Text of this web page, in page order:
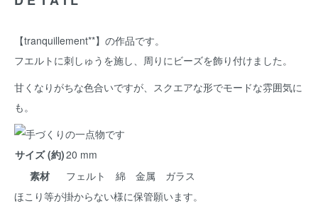
【tranquillement**】の作品です。
フエルトに刺しゅうを施し、周りにビーズを飾り付けました。
甘くなりがちな色合いですが、スクエアな形でモードな雰囲気に
も。
サイズ (約)20 mm
素材
フェルト 綿 金属 ガラス
ほこり等が掛からない様に保管願います。